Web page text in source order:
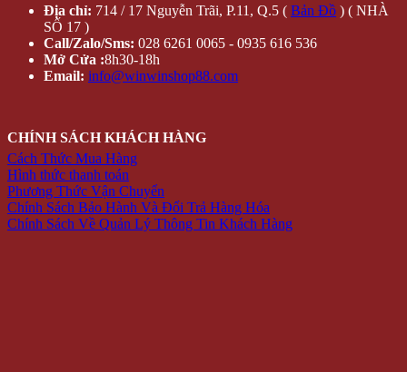
Địa chỉ: 714 / 17 Nguyễn Trãi, P.11, Q.5 ( Bản Đồ ) ( NHÀ
SỐ 17 )
Call/Zalo/Sms: 028 6261 0065 - 0935 616 536
Mở Cửa :8h30-18h
Email: info@winwinshop88.com
CHÍNH SÁCH KHÁCH HÀNG
Cách Thức Mua Hàng
Hình thức thanh toán
Phương Thức Vận Chuyển
Chính Sách Bảo Hành Và Đổi Trả Hàng Hóa
Chính Sách Về Quản Lý Thông Tin Khách Hàng